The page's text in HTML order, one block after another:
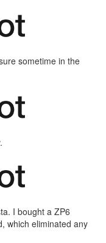
sometime in the
I bought a ZP6
which eliminated any